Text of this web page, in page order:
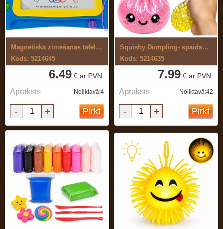
Magnētiskā zīmēšanas tāfele ar ...
Kods: 5214645
6.49 € ar PVN.
Apraksts Noliktavā:4
- + Pirkt
Squishy Dumpling- spaidāma rotaļlieta ...
Kods: 5214635
7.99 € ar PVN.
Apraksts Noliktavā:42
- + Pirkt